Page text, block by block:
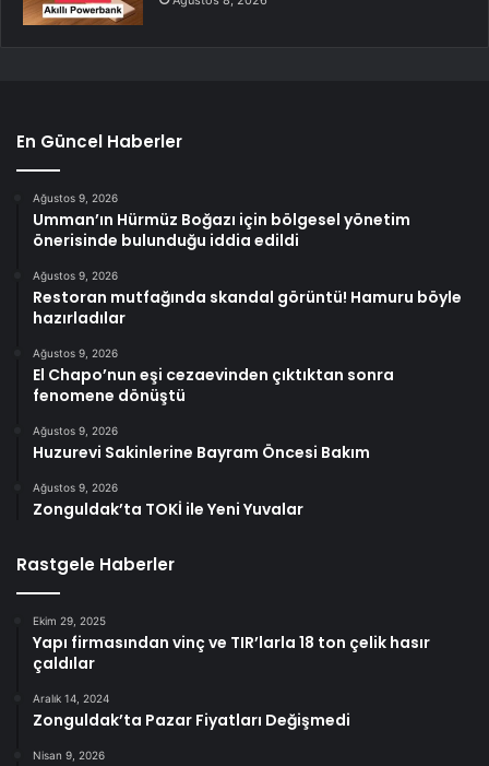
En Güncel Haberler
Ağustos 9, 2026
Umman’ın Hürmüz Boğazı için bölgesel yönetim
önerisinde bulunduğu iddia edildi
Ağustos 9, 2026
Restoran mutfağında skandal görüntü! Hamuru böyle
hazırladılar
Ağustos 9, 2026
El Chapo’nun eşi cezaevinden çıktıktan sonra
fenomene dönüştü
Ağustos 9, 2026
Huzurevi Sakinlerine Bayram Öncesi Bakım
Ağustos 9, 2026
Zonguldak’ta TOKİ ile Yeni Yuvalar
Rastgele Haberler
Ekim 29, 2025
Yapı firmasından vinç ve TIR’larla 18 ton çelik hasır
çaldılar
Aralık 14, 2024
Zonguldak’ta Pazar Fiyatları Değişmedi
Nisan 9, 2026